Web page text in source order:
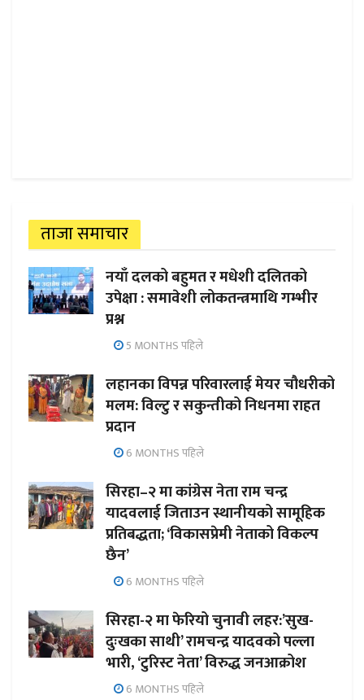
ताजा समाचार
नयाँ दलको बहुमत र मधेशी दलितको
उपेक्षा : समावेशी लोकतन्त्रमाथि गम्भीर
प्रश्न
5 MONTHS पहिले
लहानका विपन्न परिवारलाई मेयर चौधरीको
मलम: विल्टु र सकुन्तीको निधनमा राहत
प्रदान
6 MONTHS पहिले
सिरहा–२ मा कांग्रेस नेता राम चन्द्र
यादवलाई जिताउन स्थानीयको सामूहिक
प्रतिबद्धता; ‘विकासप्रेमी नेताको विकल्प
छैन’
6 MONTHS पहिले
सिरहा-२ मा फेरियो चुनावी लहर:’सुख-
दुःखका साथी’ रामचन्द्र यादवको पल्ला
भारी, ‘टुरिस्ट नेता’ विरुद्ध जनआक्रोश
6 MONTHS पहिले